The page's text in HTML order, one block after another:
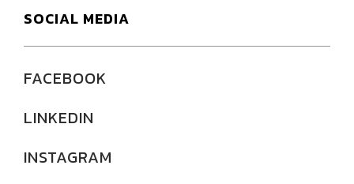
SOCIAL MEDIA
FACEBOOK
LINKEDIN
INSTAGRAM